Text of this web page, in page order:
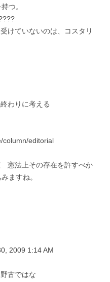
つ。
けていないのは、コスタリ
わりに考える
column/editorial
憲法上その存在を許すべか
ますね。
2009 1:14 AM
古ではな